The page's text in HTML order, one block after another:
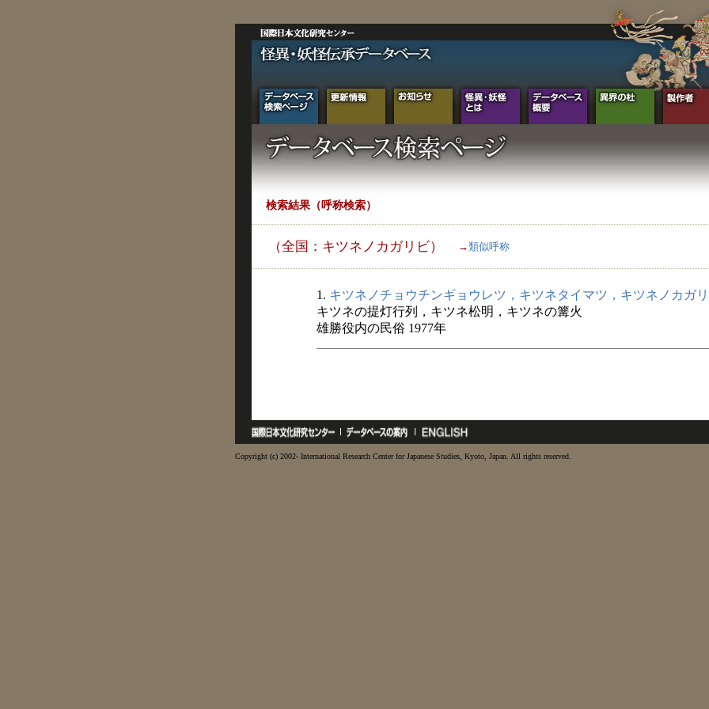
検索結果（呼称検索）
（全国：キツネノカガリビ） →類似呼称
1. キツネノチョウチンギョウレツ，キツネタイマツ，キツネノカガ
キツネの提灯行列，キツネ松明，キツネの篝火
雄勝役内の民俗 1977年
Copyright (c) 2002- International Research Center for Japanese Studies, Kyoto, Japan. All rights reserved.